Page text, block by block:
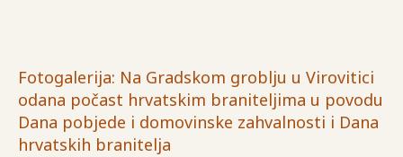
Fotogalerija: Na Gradskom groblju u Virovitici
odana počast hrvatskim braniteljima u povodu
Dana pobjede i domovinske zahvalnosti i Dana
hrvatskih branitelja